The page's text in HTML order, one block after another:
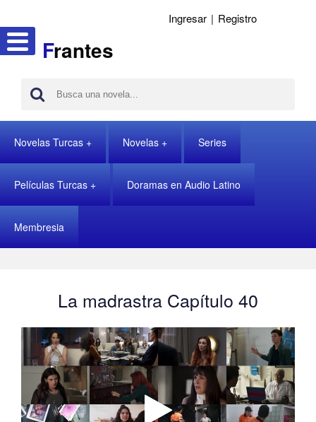
Frantes
Ingresar | Registro
Novelas Turcas Novelas Series
Películas Turcas Doramas en Audio Latino
Membresia
La madrastra Capítulo 40